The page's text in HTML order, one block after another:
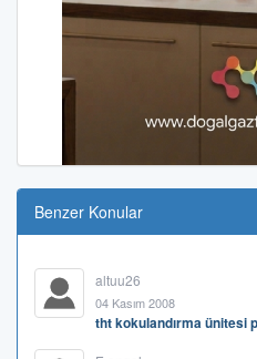
Benzer Konular
altuu26
04 Kasım 2008
tht kokulandırma ünitesi